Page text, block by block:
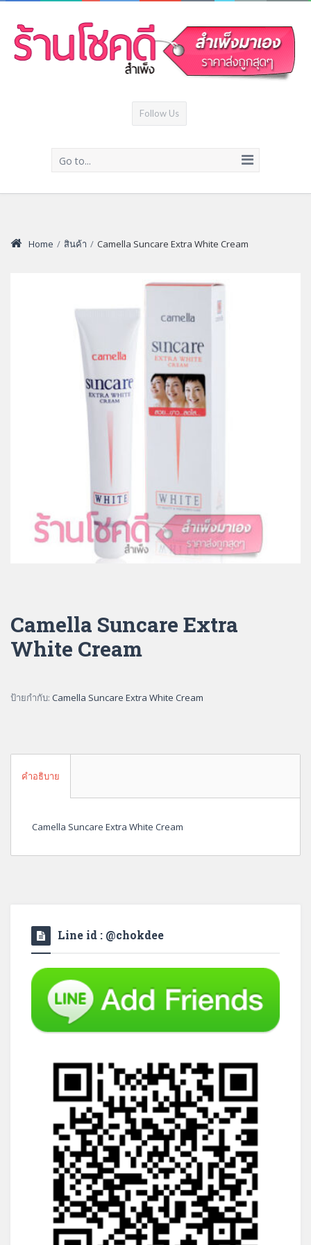
Follow Us
Go to...
Home / สินค้า / Camella Suncare Extra White Cream
Camella Suncare Extra
White Cream
ป้ายกำกับ: Camella Suncare Extra White Cream
คำอธิบาย
Camella Suncare Extra White Cream
Line id : @chokdee